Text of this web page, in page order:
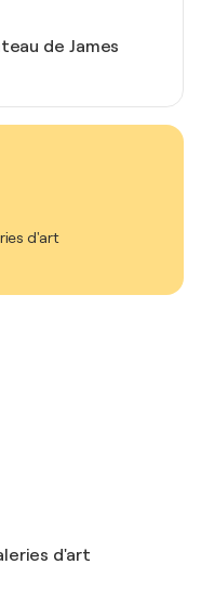
de James
d'art
d'art